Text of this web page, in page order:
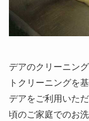
デアのクリーニン
トクリーニングを
デアをご利用いた
頃のご家庭でのお